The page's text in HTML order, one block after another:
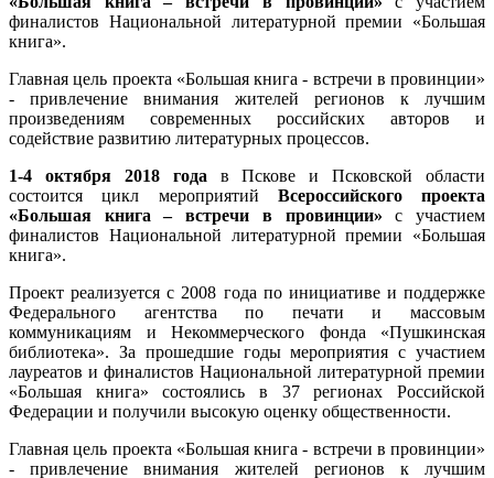
финалистов Национальной литературной премии «Большая
книга».
Главная цель проекта «Большая книга - встречи в провинции»
- привлечение внимания жителей регионов к лучшим
произведениям современных российских авторов и
содействие развитию литературных процессов.
1-4 октября 2018 года в Пскове и Псковской области
состоится цикл мероприятий Всероссийского проекта
«Большая книга – встречи в провинции» с участием
финалистов Национальной литературной премии «Большая
книга».
Проект реализуется с 2008 года по инициативе и поддержке
Федерального агентства по печати и массовым
коммуникациям и Некоммерческого фонда «Пушкинская
библиотека». За прошедшие годы мероприятия с участием
лауреатов и финалистов Национальной литературной премии
«Большая книга» состоялись в 37 регионах Российской
Федерации и получили высокую оценку общественности.
Главная цель проекта «Большая книга - встречи в провинции»
- привлечение внимания жителей регионов к лучшим